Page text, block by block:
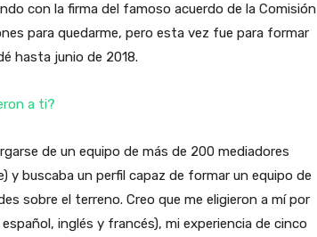
con la firma del famoso acuerdo de la Comisión
para quedarme, pero esta vez fue para formar
hasta junio de 2018.
a ti?
de un equipo de más de 200 mediadores
buscaba un perfil capaz de formar un equipo de
sobre el terreno. Creo que me eligieron a mí por
inglés y francés), mi experiencia de cinco